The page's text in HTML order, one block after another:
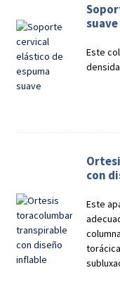
suave
Este
con
Este